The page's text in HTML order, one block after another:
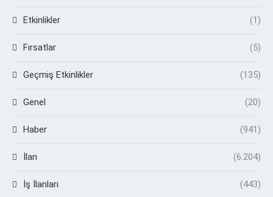
Etkinlikler (1)
Fırsatlar (5)
Geçmiş Etkinlikler (135)
Genel (20)
Haber (941)
İlan (6.204)
İş İlanları (443)